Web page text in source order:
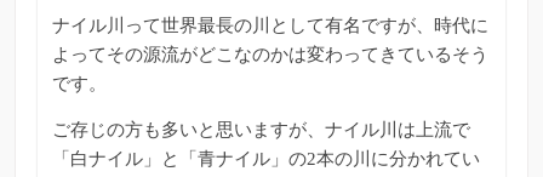
ナイル川って世界最長の川として有名ですが、時代に
よってその源流がどこなのかは変わってきているそう
です。
ご存じの方も多いと思いますが、ナイル川は上流で
「白ナイル」と「青ナイル」の2本の川に分かれてい